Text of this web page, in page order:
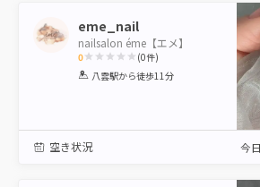
eme_nail
nailsalon éme【エメ】
0
1 2 3 4 5
(0件)
八雲駅から徒歩11分
空き状況 今日